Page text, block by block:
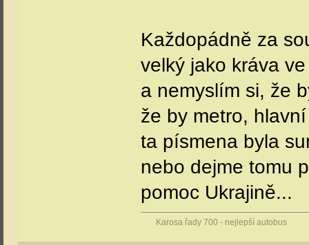
Každopádně za
velký jako kráva
a nemyslím si, že
že by metro,
ta písmena byla
nebo dejme tomu
pomoc Ukrajině...
Karosa řady 700 - nejlepší autobus